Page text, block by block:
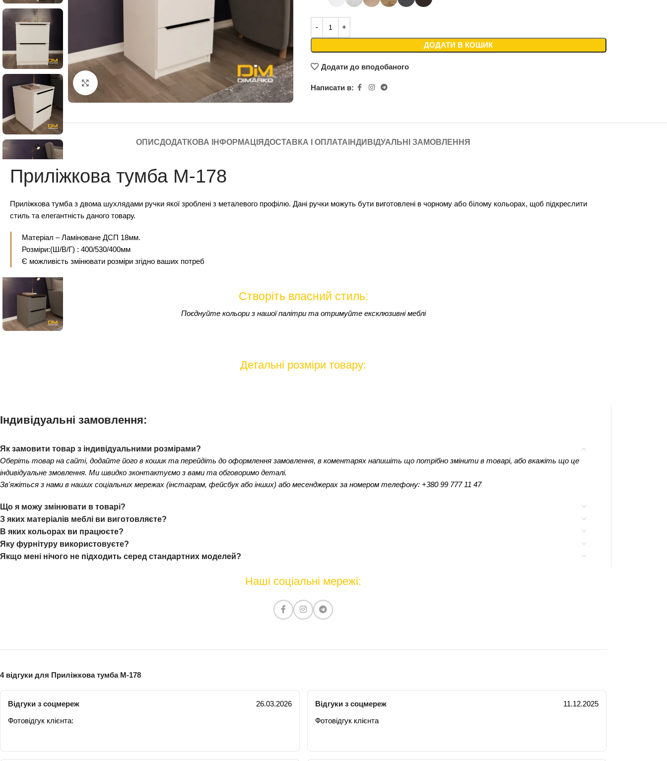
ДОДАТИ В КОШИК
Додати до вподобаного
Написати в:
ОПИСДОДАТКОВА ІНФОРМАЦІЯ ДОСТАВКА І ОПЛАТА ІНДИВІДУАЛЬНІ ЗАМОВЛЕННЯ
Приліжкова тумба М-178
Приліжкова тумба з двома шухлядами ручки якої зроблені з металевого профілю. Дані ручки можуть бути виготовлені в чорному або білому кольорах, щоб підкреслити
стиль та елегантність даного товару.
Матеріал – Ламіноване ДСП 18мм.
Розміри:(Ш/В/Г) : 400/530/400мм
Є можливість змінювати розміри згідно ваших потреб
Створіть власний стиль:
Поєднуйте кольори з нашої палітри та отримуйте ексклюзивні меблі
Детальні розміри товару:
Індивідуальні замовлення:
Як замовити товар з індивідуальними розмірами?
Оберіть товар на сайті, додайте його в кошик та перейдіть до оформлення замовлення, в коментарях напишіть що потрібно змінити в товарі, або вкажіть що це
індивідуальне змовлення. Ми швидко зконтактуємо з вами та обговоримо деталі.
Зв'яжіться з нами в наших соціальних мережах (інстаграм, фейсбук або інших) або месенджерах за номером телефону: +380 99 777 11 47
Що я можу змінювати в товарі?
З яких матеріалів меблі ви виготовляєте?
В яких кольорах ви працюєте?
Яку фурнітуру використовуєте?
Якщо мені нічого не підходить серед стандартних моделей?
Наші соціальні мережі:
4 відгуки для Приліжкова тумба М-178
Відгуки з соцмереж
26.03.2026
Фотовідгук клієнта:
Відгуки з соцмереж
11.12.2025
Фотовідгук клієнта